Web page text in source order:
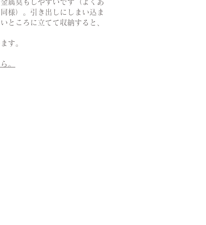
属臭もしやすいです（よくあ
様）。引き出しにしまい込ま
ところに立てて収納すると、
す。
。